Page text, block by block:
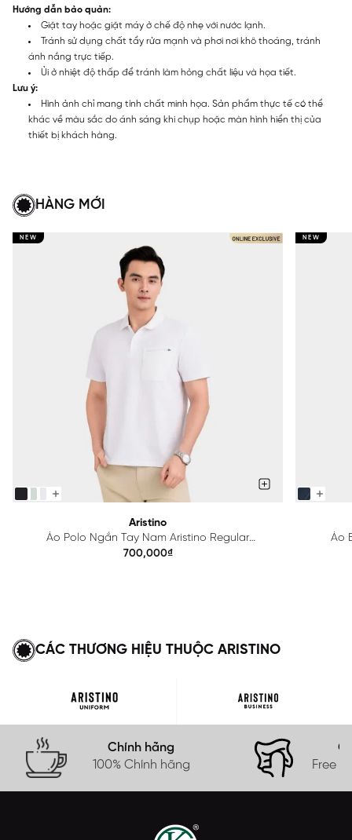
Hướng dẫn bảo quản:
Giặt tay hoặc giặt máy ở chế độ nhẹ với nước lạnh.
Tránh sử dụng chất tẩy rửa mạnh và phơi nơi khô thoáng, tránh
ánh nắng trực tiếp.
Ủi ở nhiệt độ thấp để tránh làm hỏng chất liệu và họa tiết.
Lưu ý:
Hình ảnh chỉ mang tính chất minh họa. Sản phẩm thực tế có thể
khác về màu sắc do ánh sáng khi chụp hoặc màn hình hiển thị của
thiết bị khách hàng.
HÀNG MỚI
NEW
Aristino
Áo Polo Ngắn Tay Nam Aristino Regular
APS615EDP01
700,000₫
NEW
Áo
CÁC THƯƠNG HIỆU THUỘC ARISTINO
Chính hãng
100% Chính hãng
Free